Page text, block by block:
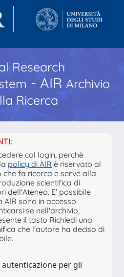
Research
- AIR Archivio
Ricerca
col login, perchè
policy di AIR è riservato al
fa ricerca e serve alla
scientifica di
dell'Ateneo. E' possibile
AIR sono in accesso
se nell'archivio,
il tasto Richiedi una
che l'autore ha deciso di
per gli